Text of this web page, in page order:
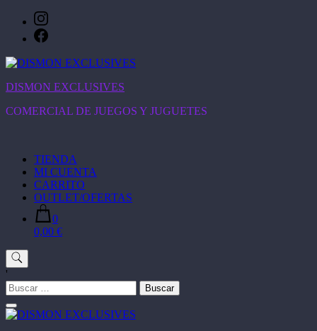
contenido
DISMON EXCLUSIVES
COMERCIAL DE JUEGOS Y JUGUETES
TIENDA
MI CUENTA
CARRITO
OUTLET/OFERTAS
0
0,00 €
'
Buscar: